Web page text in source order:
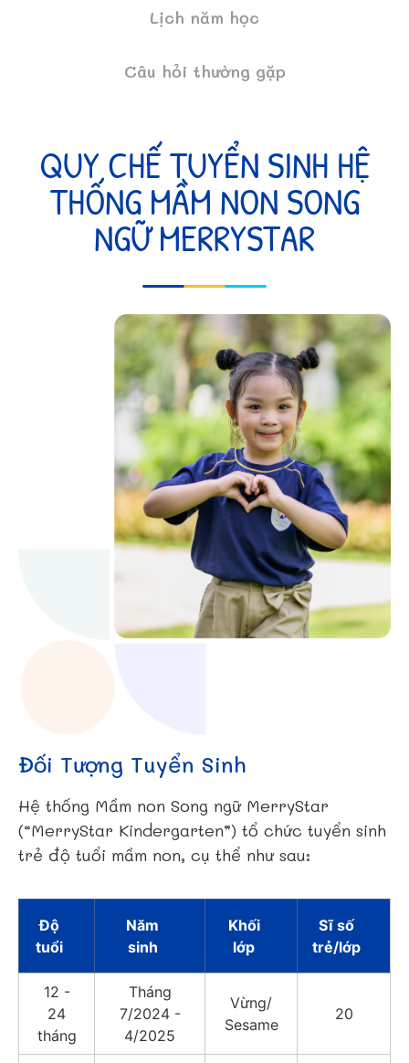
Lịch năm học
Câu hỏi thường gặp
QUY CHẾ TUYỂN SINH HỆ
THỐNG MẦM NON SONG
NGỮ MERRYSTAR
Đối Tượng Tuyển Sinh
Hệ thống Mầm non Song ngữ MerryStar
(“MerryStar Kindergarten”) tổ chức tuyển sinh
trẻ độ tuổi mầm non, cụ thể như sau:
Độ
tuổi
Năm
sinh
Khối
lớp
Sĩ số
trẻ/lớp
12 -
24
tháng
Tháng
7/2024 -
4/2025
Vừng/
Sesame
20